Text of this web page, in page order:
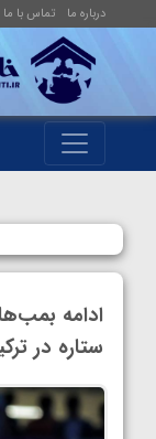
درباره ما تماس با ما
ادامه
ستاره در